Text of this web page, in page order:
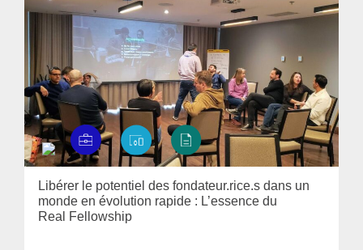
Libérer le potentiel des fondateur.rice.s dans un
monde en évolution rapide : L’essence du
Real Fellowship